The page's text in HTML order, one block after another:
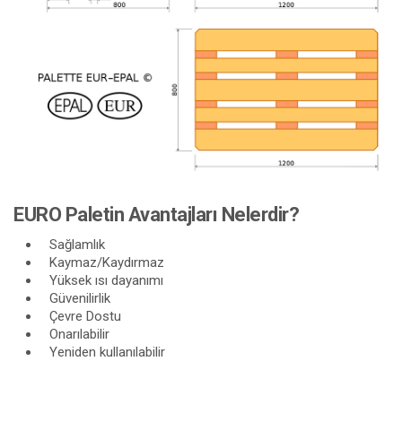
EURO Paletin Avantajları Nelerdir?
Sağlamlık
Kaymaz/Kaydırmaz
Yüksek ısı dayanımı
Güvenilirlik
Çevre Dostu
Onarılabilir
Yeniden kullanılabilir